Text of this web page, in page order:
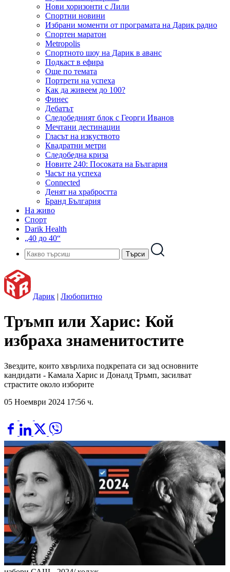
Нови хоризонти с Лили
Спортни новини
Избрани моменти от програмата на Дарик радио
Спортен маратон
Metropolis
Спортното шоу на Дарик в аванс
Подкаст в ефира
Още по темата
Портрети на успеха
Как да живеем до 100?
Финес
Дебатът
Следобедният блок с Георги Иванов
Мечтани дестинации
Гласът на изкуството
Квадратни метри
Следобедна криза
Новите 240: Посоката на България
Часът на успеха
Connected
Денят на храбростта
Бранд България
На живо
Спорт
Darik Health
„40 до 40“
Дарик | Любопитно
Тръмп или Харис: Кой
избраха знаменитостите
Звездите, които хвърлиха подкрепата си зад основните
кандидати - Камала Харис и Доналд Тръмп, засилват
страстите около изборите
05 Ноември 2024 17:56 ч.